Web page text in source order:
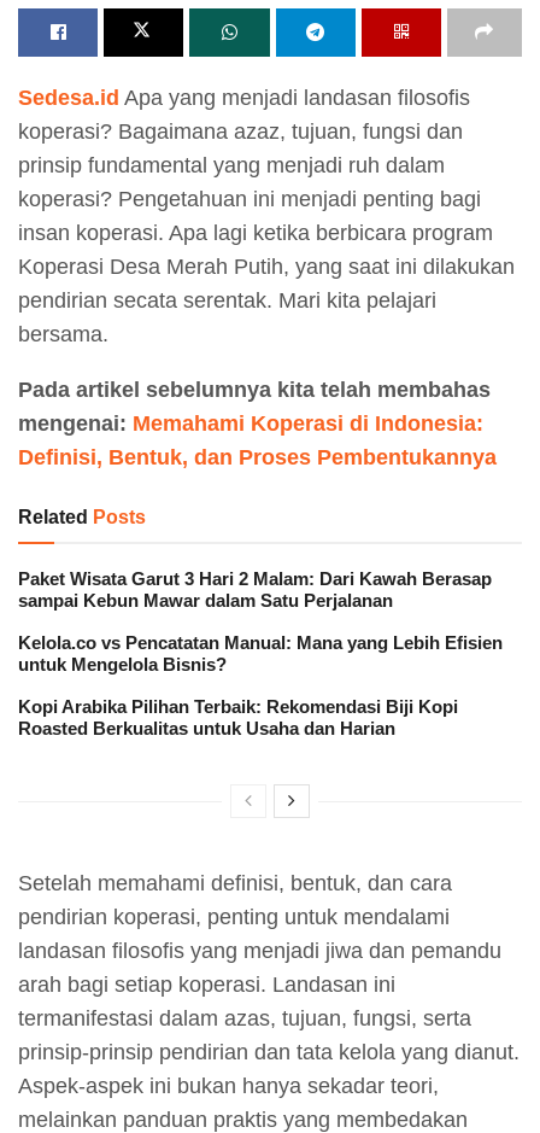
Sedesa.id Apa yang menjadi landasan filosofis
koperasi? Bagaimana azaz, tujuan, fungsi dan
prinsip fundamental yang menjadi ruh dalam
koperasi? Pengetahuan ini menjadi penting bagi
insan koperasi. Apa lagi ketika berbicara program
Koperasi Desa Merah Putih, yang saat ini dilakukan
pendirian secata serentak. Mari kita pelajari
bersama.
Pada artikel sebelumnya kita telah membahas
mengenai: Memahami Koperasi di Indonesia:
Definisi, Bentuk, dan Proses Pembentukannya
Related Posts
Paket Wisata Garut 3 Hari 2 Malam: Dari Kawah Berasap
sampai Kebun Mawar dalam Satu Perjalanan
Kelola.co vs Pencatatan Manual: Mana yang Lebih Efisien
untuk Mengelola Bisnis?
Kopi Arabika Pilihan Terbaik: Rekomendasi Biji Kopi
Roasted Berkualitas untuk Usaha dan Harian
Setelah memahami definisi, bentuk, dan cara
pendirian koperasi, penting untuk mendalami
landasan filosofis yang menjadi jiwa dan pemandu
arah bagi setiap koperasi. Landasan ini
termanifestasi dalam azas, tujuan, fungsi, serta
prinsip-prinsip pendirian dan tata kelola yang dianut.
Aspek-aspek ini bukan hanya sekadar teori,
melainkan panduan praktis yang membedakan